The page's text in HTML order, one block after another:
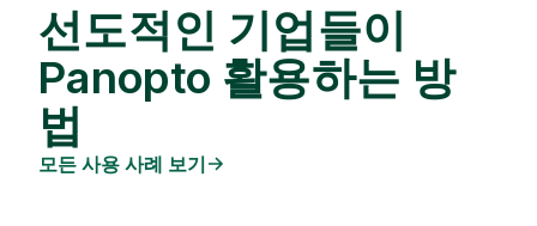
선도적인 기업들이
Panopto 활용하는 방
법
모든 사용 사례 보기